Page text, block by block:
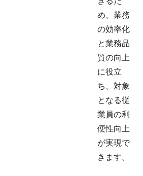
め、業務
の効率化
と業務品
質の向上
に役立
ち、対象
となる従
業員の利
便性向上
が実現で
きます。